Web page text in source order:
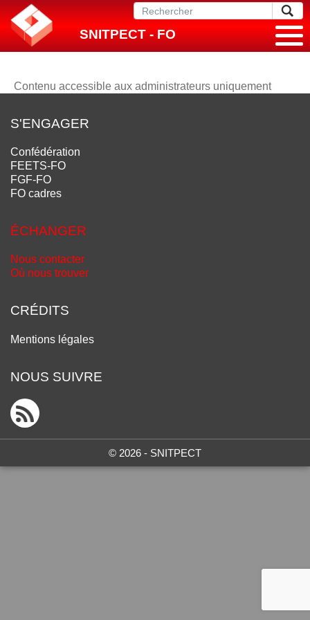
SNITPECT - FO
Contenu accessible aux administrateurs uniquement
S'ENGAGER
Confédération
FEETS-FO
FGF-FO
FO cadres
ÉCHANGER
Nous contacter
Où nous trouver
CRÉDITS
Mentions légales
NOUS SUIVRE
© 2026 - SNITPECT